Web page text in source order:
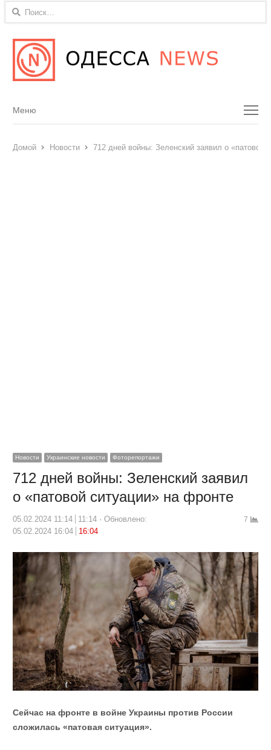
Найти:
Menu
Меню
Домой Новости 712 дней войны: Зеленский заявил о «патовой
Новости Украинские новости Фоторепортажи
712 дней войны: Зеленский заявил
о «патовой ситуации» на фронте
05.02.2024 11:14 11:14
Обновлено:
05.02.2024 16:04
16:04
7
Сейчас на фронте в войне Украины против России
сложилась «патовая ситуация».